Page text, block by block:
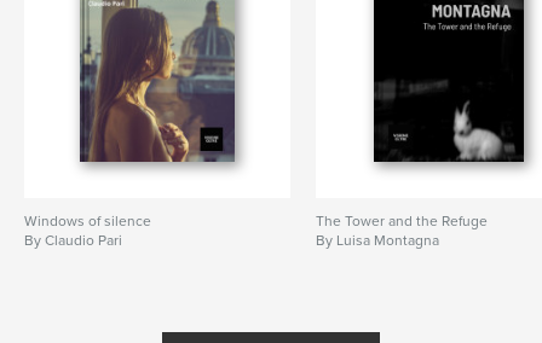
Keywords
Arte Rino Alessandrini
Windows of silence
By Claudio Pari
The Tower and the Refuge
By Luisa Montagna